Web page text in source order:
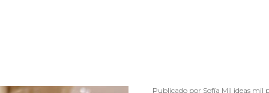
Publicado por Sofía Mil ideas mil